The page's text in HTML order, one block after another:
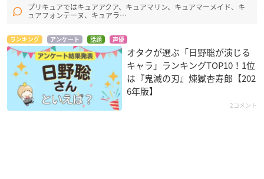
プリキュアではキュアアクア、キュアマリン、キュアマーメイド、キ
ュアフォンテーヌ、キュアラ…
ランキング アンケート 話題 声優
オタクが選ぶ「日野聡が演じる
キャラ」ランキングTOP10！1位
は『鬼滅の刃』煉󠄁獄杏寿郎【202
6年版】
2コメント